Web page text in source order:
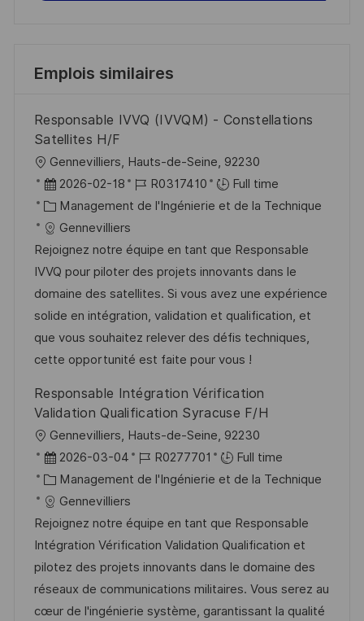
Emplois similaires
Responsable IVVQ (IVVQM) - Constellations
Satellites H/F
o
c
a
l
i
s
a
t
i
n
Gennevilliers, Hauts-de-Seine, 92230
D
a
t
e
d
’
a
f
f
c
g
2026-02-18
R
é
é
r
e
n
c
e
u
s
R0317410
Full time
C
a
t
é
g
o
r
i
Management de l'Ingénierie et de la Technique
Gennevilliers
Rejoignez notre équipe en tant que Responsable
IVVQ pour piloter des projets innovants dans le
domaine des satellites. Si vous avez une expérience
solide en intégration, validation et qualification, et
que vous souhaitez relever des défis techniques,
cette opportunité est faite pour vous !
Responsable Intégration Vérification
Validation Qualification Syracuse F/H
o
c
a
l
i
s
a
t
Gennevilliers, Hauts-de-Seine, 92230
D
a
t
e
d
’
a
f
2026-03-04
R
é
é
r
e
n
c
R0277701
Full time
C
a
t
é
g
o
r
Management de l'Ingénierie et de la Technique
Gennevilliers
Rejoignez notre équipe en tant que Responsable
Intégration Vérification Validation Qualification et
pilotez des projets innovants dans le domaine des
réseaux de communications militaires. Vous serez au
cœur de l'ingénierie système, garantissant la qualité